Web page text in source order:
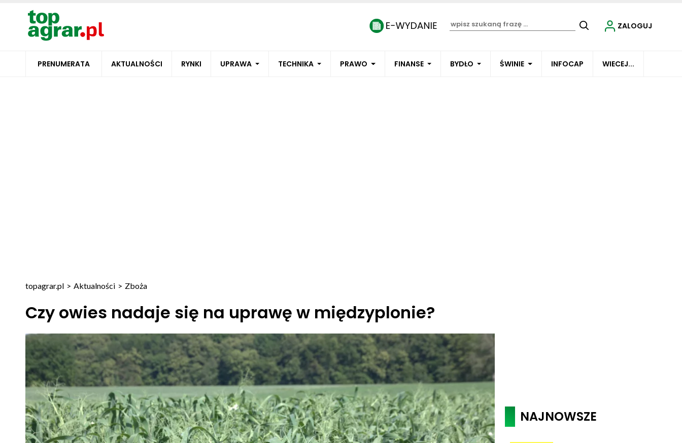
PRENUMERATA AKTUALNOŚCI RYNKI UPRAWA TECHNIKA PRAWO FINANSE BYDŁO ŚWINIE INFOCAP WIECEJ...
ZALOGUJ
topagrar.pl > Aktualności > Zboża
Czy owies nadaje się na uprawę w międzyplonie?
NAJNOWSZE